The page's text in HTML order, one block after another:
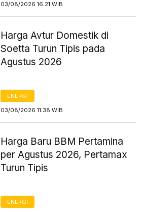
03/08/2026 16:21 WIB
Harga Avtur Domestik di
Soetta Turun Tipis pada
Agustus 2026
ENERGI
03/08/2026 11:38 WIB
Harga Baru BBM Pertamina
per Agustus 2026, Pertamax
Turun Tipis
ENERGI